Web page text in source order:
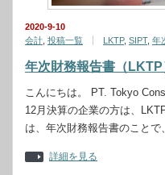
2020-9-10
会計 投稿一覧 LKTP, SIPT, 年
年次財務報告書（LKTP
こんにちは。 PT. Tokyo
12月決算の企業の方は、
は、年次財務報告書のこと
詳細を見る